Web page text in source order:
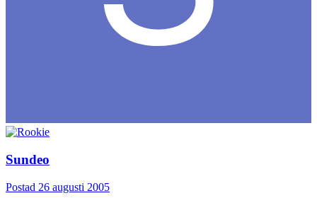
Sundeo
Postad 26 augusti 2005